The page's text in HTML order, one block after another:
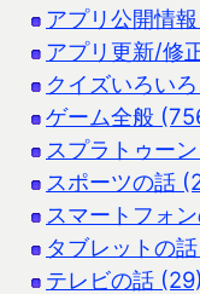
アプリ公開情
アプリ更新/修
クイズいろい
ゲーム全般
スプラトゥー
スポーツの話
スマートフォ
タブレットの
テレビの話 (29)